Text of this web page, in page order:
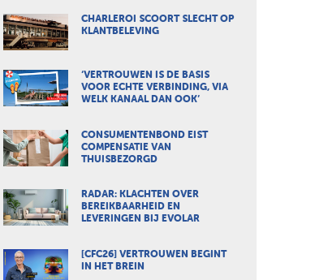
CHARLEROI SCOORT SLECHT OP
KLANTBELEVING
‘VERTROUWEN IS DE BASIS
VOOR ECHTE VERBINDING, VIA
WELK KANAAL DAN OOK’
CONSUMENTENBOND EIST
COMPENSATIE VAN
THUISBEZORGD
RADAR: KLACHTEN OVER
BEREIKBAARHEID EN
LEVERINGEN BIJ EVOLAR
[CFC26] VERTROUWEN BEGINT
IN HET BREIN